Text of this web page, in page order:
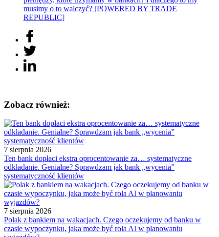
musimy o to walczyć? [POWERED BY TRADE
REPUBLIC]
Zobacz również:
7 sierpnia 2026
Ten bank dopłaci ekstra oprocentowanie za… systematyczne
odkładanie. Genialne? Sprawdzam jak bank „wycenia”
systematyczność klientów
7 sierpnia 2026
Polak z bankiem na wakacjach. Czego oczekujemy od banku w
czasie wypoczynku, jaka może być rola AI w planowaniu